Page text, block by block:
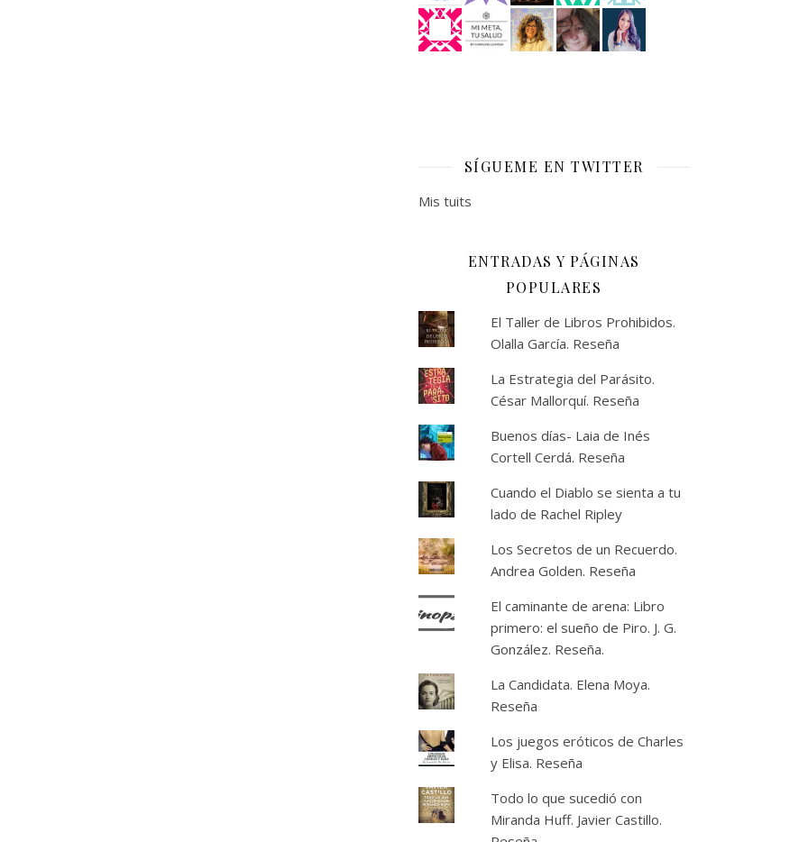
SÍGUEME EN TWITTER
Mis tuits
ENTRADAS Y PÁGINAS
POPULARES
El Taller de Libros Prohibidos.
Olalla García. Reseña
La Estrategia del Parásito.
César Mallorquí. Reseña
Buenos días- Laia de Inés
Cortell Cerdá. Reseña
Cuando el Diablo se sienta a tu
lado de Rachel Ripley
Los Secretos de un Recuerdo.
Andrea Golden. Reseña
El caminante de arena: Libro
primero: el sueño de Piro. J. G.
González. Reseña.
La Candidata. Elena Moya.
Reseña
Los juegos eróticos de Charles
y Elisa. Reseña
Todo lo que sucedió con
Miranda Huff. Javier Castillo.